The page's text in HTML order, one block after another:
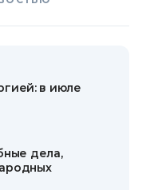
в июле
дела,